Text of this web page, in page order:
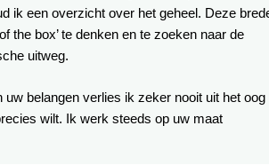
ik een overzicht over het geheel. Deze
the box’ te denken en te zoeken naar de
uitweg.
uw belangen verlies ik zeker nooit uit het oog
wilt. Ik werk steeds op uw maat